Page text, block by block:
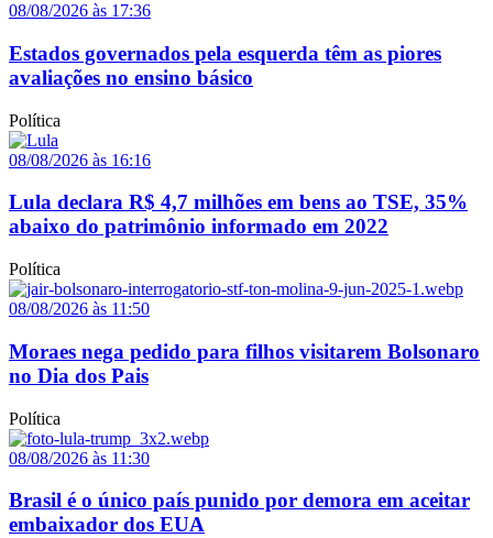
08/08/2026 às 17:36
Estados governados pela esquerda têm as piores
avaliações no ensino básico
Política
08/08/2026 às 16:16
Lula declara R$ 4,7 milhões em bens ao TSE, 35%
abaixo do patrimônio informado em 2022
Política
08/08/2026 às 11:50
Moraes nega pedido para filhos visitarem Bolsonaro
no Dia dos Pais
Política
08/08/2026 às 11:30
Brasil é o único país punido por demora em aceitar
embaixador dos EUA